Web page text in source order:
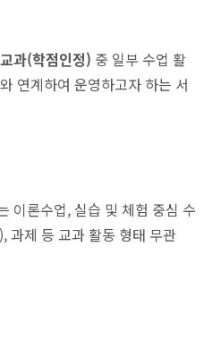
과(학점인정) 중 일부 수업 활
연계하여 운영하고자 하는 서
이론수업, 실습 및 체험 중심 수
과제 등 교과 활동 형태 무관